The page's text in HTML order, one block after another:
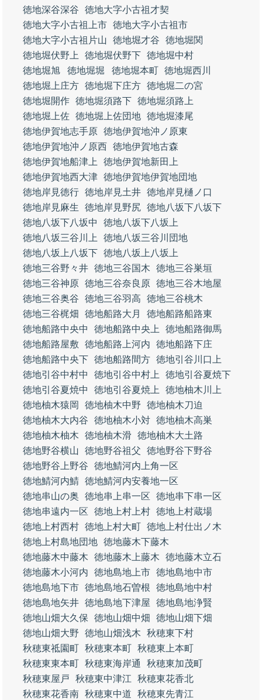
徳地深谷深谷
徳地大字小古祖才契
徳地大字小古祖上市 徳地大字小古祖市
徳地大字小古祖片山
徳地堀才谷
徳地堀関
徳地堀伏野上
徳地堀伏野下 徳地堀中村
徳地堀旭
徳地堀堀 徳地堀本町 徳地堀西川
徳地堀上庄方 徳地堀下庄方 徳地堀二の宮
徳地堀開作 徳地堀須路下 徳地堀須路上
徳地堀上佐 徳地堀上佐団地 徳地堀漆尾
徳地伊賀地志手原 徳地伊賀地沖ノ原東
徳地伊賀地沖ノ原西 徳地伊賀地古森
徳地伊賀地船津上
徳地伊賀地新田上
徳地伊賀地西大津 徳地伊賀地伊賀地団地
徳地岸見徳行 徳地岸見土井 徳地岸見樋ノ口
徳地岸見麻生
徳地岸見野尻 徳地八坂下八坂下
徳地八坂下八坂中
徳地八坂下八坂上
徳地八坂三谷川上
徳地八坂三谷川団地
徳地八坂上八坂下 徳地八坂上八坂上
徳地三谷野々井 徳地三谷国木
徳地三谷巣垣
徳地三谷神原 徳地三谷奈良原 徳地三谷木地屋
徳地三谷奥谷
徳地三谷羽高
徳地三谷桃木
徳地三谷梶畑
徳地船路大月
徳地船路船路東
徳地船路中央中
徳地船路中央上
徳地船路御馬
徳地船路屋敷
徳地船路上河内
徳地船路下庄
徳地船路中央下 徳地船路間方 徳地引谷川口上
徳地引谷中村中
徳地引谷中村上
徳地引谷夏焼下
徳地引谷夏焼中
徳地引谷夏焼上
徳地柚木川上
徳地柚木猿岡
徳地柚木中野
徳地柚木刀迫
徳地柚木大内谷
徳地柚木小対 徳地柚木高巣
徳地柚木柚木
徳地柚木滑 徳地柚木大土路
徳地野谷横山
徳地野谷祖父
徳地野谷下野谷
徳地野谷上野谷
徳地鯖河内上角一区
徳地鯖河内鯖 徳地鯖河内安養地一区
徳地串山の奥
徳地串上串一区
徳地串下串一区
徳地串遠内一区
徳地上村上村 徳地上村蔵場
徳地上村西村 徳地上村大町 徳地上村仕出ノ木
徳地上村島地団地 徳地藤木下藤木
徳地藤木中藤木
徳地藤木上藤木
徳地藤木立石
徳地藤木小河内
徳地島地上市 徳地島地中市
徳地島地下市 徳地島地石曽根
徳地島地中村
徳地島地矢井 徳地島地下津屋
徳地島地浄賢
徳地山畑大久保
徳地山畑中畑
徳地山畑下畑
徳地山畑大野
徳地山畑浅木
秋穂東下村
秋穂東祗園町 秋穂東本町 秋穂東上本町
秋穂東東本町 秋穂東海岸通
秋穂東加茂町
秋穂東屋戸
秋穂東中津江
秋穂東花香北
秋穂東花香南 秋穂東中道
秋穂東先青江